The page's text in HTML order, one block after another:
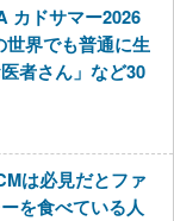
カドサマー2026
世界でも普通に生
者さん」など30
は必見だとファ
を食べている人